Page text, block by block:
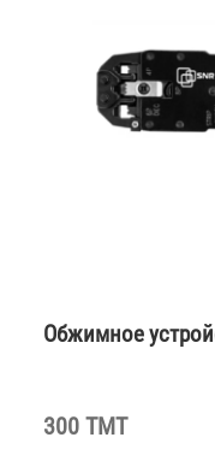
Обжимное
300 TMT